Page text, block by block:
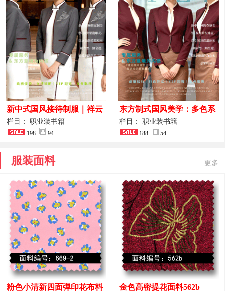
新中式国风接待制服｜祥云
刺绣打造高端厅堂东方美学
栏目： 职业装书籍
198 94
东方制式国风美学：多色系
新中式前厅管家VIP接待员
工作服合集
栏目： 职业装书籍
188 54
服装面料 更多
粉色小清新四面弹印花布料 金色高密提花面料562b